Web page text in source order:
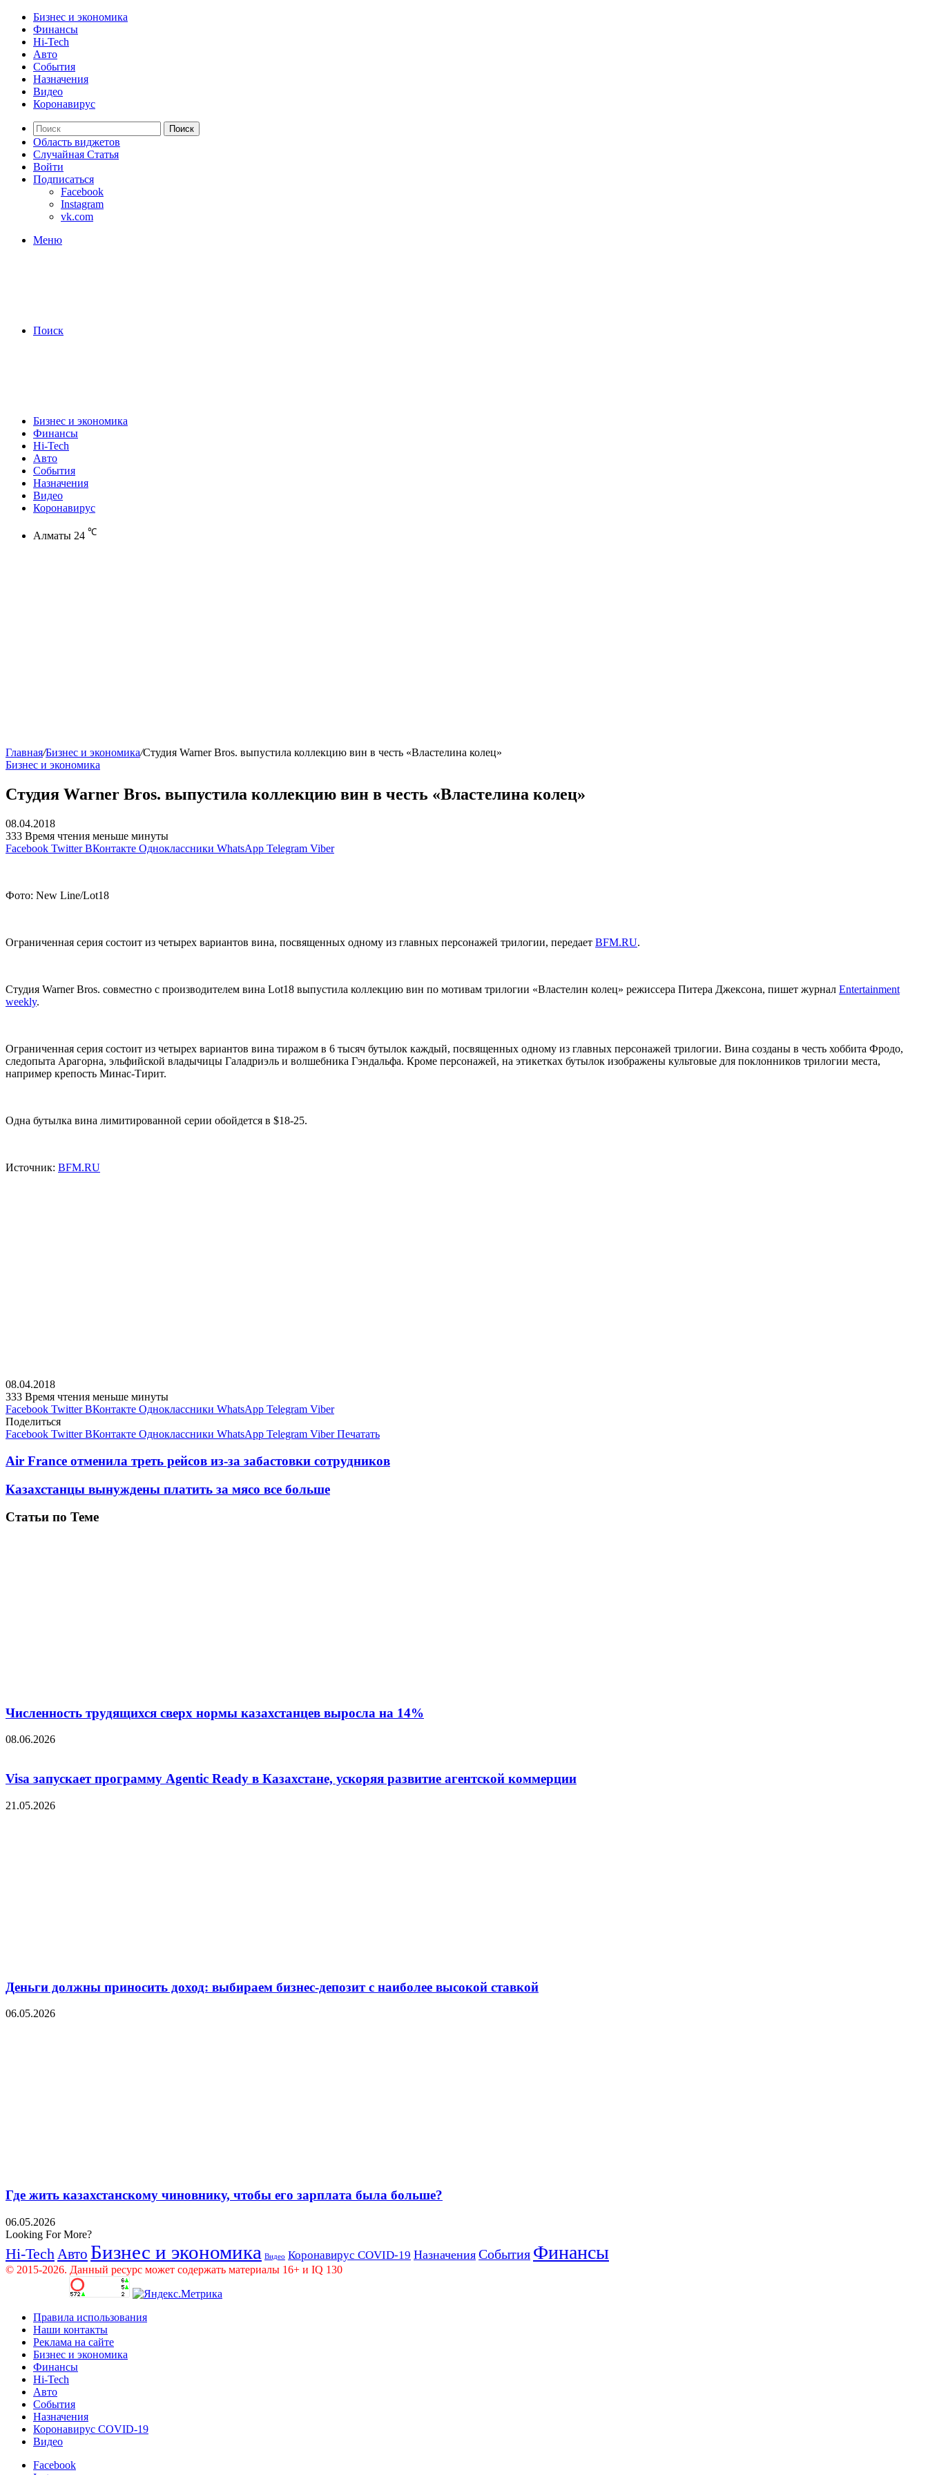
Бизнес и экономика
Финансы
Hi-Tech
Авто
События
Назначения
Видео
Коронавирус
Поиск
Область виджетов
Случайная Статья
Войти
Подписаться
Facebook
Instagram
vk.com
Меню
Поиск
Бизнес и экономика
Финансы
Hi-Tech
Авто
События
Назначения
Видео
Коронавирус
Алматы 24 ℃
Главная/Бизнес и экономика/Студия Warner Bros. выпустила коллекцию вин в честь «Властелина колец»
Бизнес и экономика
Студия Warner Bros. выпустила коллекцию вин в честь «Властелина колец»
08.04.2018
333 Время чтения меньше минуты
Facebook Twitter ВКонтакте Одноклассники WhatsApp Telegram Viber
Фото: New Line/Lot18
Ограниченная серия состоит из четырех вариантов вина, посвященных одному из главных персонажей трилогии, передает BFM.RU.
Студия Warner Bros. совместно с производителем вина Lot18 выпустила коллекцию вин по мотивам трилогии «Властелин колец» режиссера Питера Джексона, пишет журнал Entertainment
weekly.
Ограниченная серия состоит из четырех вариантов вина тиражом в 6 тысяч бутылок каждый, посвященных одному из главных персонажей трилогии. Вина созданы в честь хоббита Фродо,
следопыта Арагорна, эльфийской владычицы Галадриэль и волшебника Гэндальфа. Кроме персонажей, на этикетках бутылок изображены культовые для поклонников трилогии места,
например крепость Минас-Тирит.
Одна бутылка вина лимитированной серии обойдется в $18-25.
Источник: BFM.RU
08.04.2018
333 Время чтения меньше минуты
Facebook Twitter ВКонтакте Одноклассники WhatsApp Telegram Viber
Поделиться
Facebook Twitter ВКонтакте Одноклассники WhatsApp Telegram Viber Печатать
Air France отменила треть рейсов из-за забастовки сотрудников
Казахстанцы вынуждены платить за мясо все больше
Статьи по Теме
Численность трудящихся сверх нормы казахстанцев выросла на 14%
08.06.2026
Visa запускает программу Agentic Ready в Казахстане, ускоряя развитие агентской коммерции
21.05.2026
Деньги должны приносить доход: выбираем бизнес-депозит с наиболее высокой ставкой
06.05.2026
Где жить казахстанскому чиновнику, чтобы его зарплата была больше?
06.05.2026
Looking For More?
Hi-Tech Авто Бизнес и экономика Видео Коронавирус COVID-19 Назначения События Финансы
© 2015-2026. Данный ресурс может содержать материалы 16+ и IQ 130
Правила использования
Наши контакты
Реклама на сайте
Бизнес и экономика
Финансы
Hi-Tech
Авто
События
Назначения
Коронавирус COVID-19
Видео
Facebook